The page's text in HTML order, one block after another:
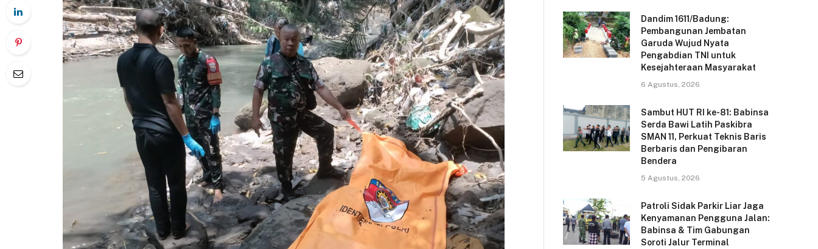
c
e
b
k
itt
er
ai ar
e
Dandim 1611/Badung:
Pembangunan Jembatan
Garuda Wujud Nyata
Pengabdian TNI untuk
Kesejahteraan Masyarakat
6 Agustus, 2026
Sambut HUT RI ke-81: Babinsa
Serda Bawi Latih Paskibra
SMAN 11, Perkuat Teknis Baris
Berbaris dan Pengibaran
Bendera
5 Agustus, 2026
Patroli Sidak Parkir Liar Jaga
Kenyamanan Pengguna Jalan:
Babinsa & Tim Gabungan
Soroti Jalur Terminal